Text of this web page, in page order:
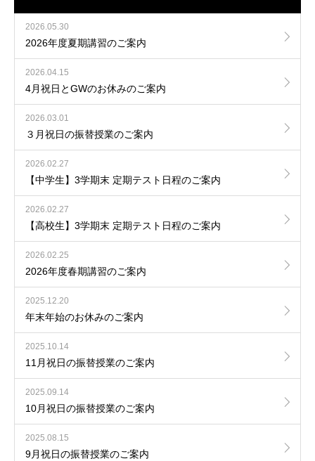
2026.05.30
2026年度夏期講習のご案内
2026.04.15
4月祝日とGWのお休みのご案内
2026.03.01
３月祝日の振替授業のご案内
2026.02.27
【中学生】3学期末 定期テスト日程のご案内
2026.02.27
【高校生】3学期末 定期テスト日程のご案内
2026.02.25
2026年度春期講習のご案内
2025.12.20
年末年始のお休みのご案内
2025.10.14
11月祝日の振替授業のご案内
2025.09.14
10月祝日の振替授業のご案内
2025.08.15
9月祝日の振替授業のご案内